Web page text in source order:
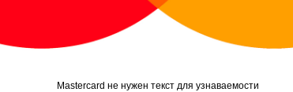
Mastercard не нужен текст для узнаваемости